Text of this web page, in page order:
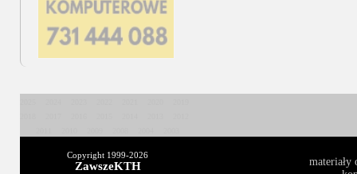
Copyright 1999-2026
ZawszeKTH
materiały